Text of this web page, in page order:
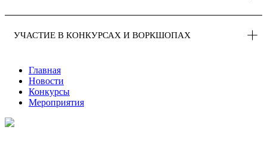
УЧАСТИЕ В КОНКУРСАХ И ВОРКШОПАХ
Главная
Новости
Конкурсы
Мероприятия